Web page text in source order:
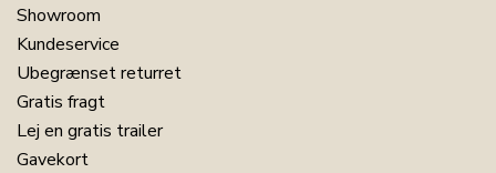
Showroom
Kundeservice
Ubegrænset returret
Gratis fragt
Lej en gratis trailer
Gavekort